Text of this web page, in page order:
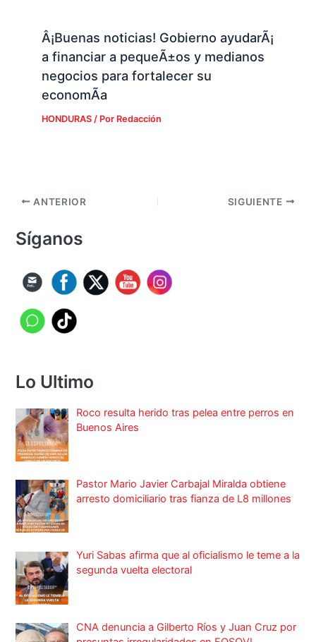
Â¡Buenas noticias! Gobierno ayudarÃ¡
a financiar a pequeÃ±os y medianos
negocios para fortalecer su
economÃ­a
HONDURAS/ Por Redacción
ANTERIOR SIGUIENTE
Síganos
Lo Ultimo
Roco resulta herido tras pelea entre perros en
Buenos Aires
Pastor Mario Javier Carbajal Miralda obtiene
arresto domiciliario tras fianza de L8 millones
Yuri Sabas afirma que al oficialismo le teme a la
segunda vuelta electoral
CNA denuncia a Gilberto Ríos y Juan Cruz por